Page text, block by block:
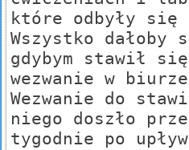
które odbyły
Wszystko dałoby
gdybym stawił
wezwanie w
Wezwanie do
niego doszło
tygodnie po